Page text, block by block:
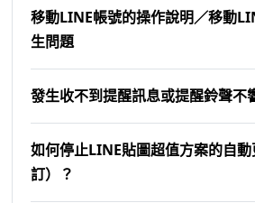
移動LINE帳號的操作說明／移動
生問題
發生收不到提醒訊息或提醒鈴聲不
如何停止LINE貼圖超值方案的自
訂）？